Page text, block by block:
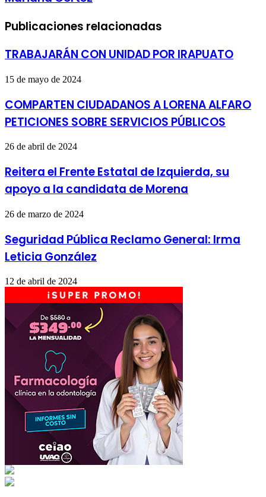
Publicaciones relacionadas
TRABAJARÁN CON UNIDAD POR IRAPUATO
15 de mayo de 2024
COMPARTEN CIUDADANOS A LORENA ALFARO
PETICIONES SOBRE SERVICIOS PÚBLICOS
26 de abril de 2024
Reitera el Frente Estatal de Izquierda, su
apoyo a la candidata de Morena
26 de marzo de 2024
Seguridad Pública Reclamo General: Irma
Leticia González
12 de abril de 2024